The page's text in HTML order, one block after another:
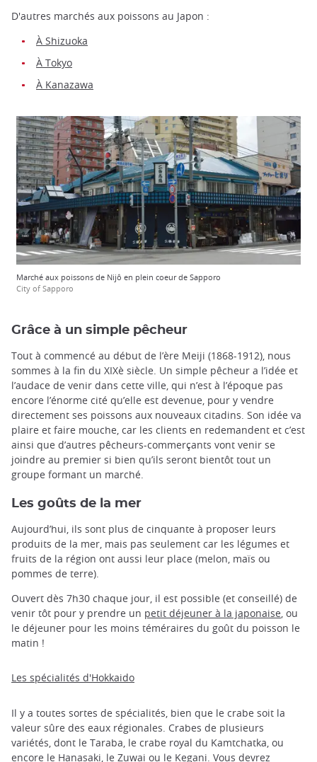
D'autres marchés aux poissons au Japon :
À Shizuoka
À Tokyo
À Kanazawa
Marché aux poissons de Nijô en plein coeur de Sapporo
City of Sapporo
Grâce à un simple pêcheur
Tout à commencé au début de l’ère Meiji (1868-1912), nous
sommes à la fin du XIXè siècle. Un simple pêcheur a l’idée et
l’audace de venir dans cette ville, qui n’est à l’époque pas
encore l’énorme cité qu’elle est devenue, pour y vendre
directement ses poissons aux nouveaux citadins. Son idée va
plaire et faire mouche, car les clients en redemandent et c’est
ainsi que d’autres pêcheurs-commerçants vont venir se
joindre au premier si bien qu’ils seront bientôt tout un
groupe formant un marché.
Les goûts de la mer
Aujourd’hui, ils sont plus de cinquante à proposer leurs
produits de la mer, mais pas seulement car les légumes et
fruits de la région ont aussi leur place (melon, maïs ou
pommes de terre).
Ouvert dès 7h30 chaque jour, il est possible (et conseillé) de
venir tôt pour y prendre un petit déjeuner à la japonaise , ou
le déjeuner pour les moins téméraires du goût du poisson le
matin !
Les spécialités d'Hokkaido
Il y a toutes sortes de spécialités, bien que le crabe soit la
valeur sûre des eaux régionales. Crabes de plusieurs
variétés, dont le Taraba, le crabe royal du Kamtchatka, ou
encore le Hanasaki, le Zuwai ou le Kegani. Vous devrez